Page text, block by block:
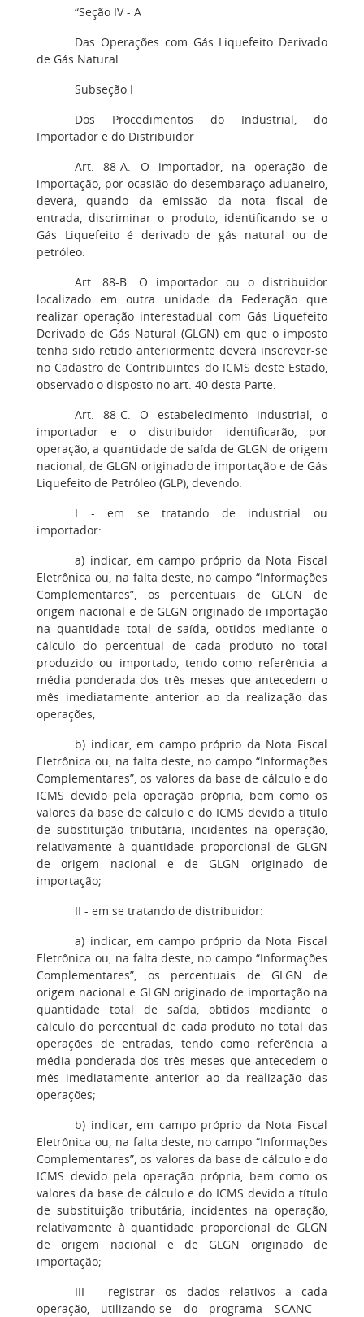
“Seção IV - A
Das Operações com Gás Liquefeito Derivado
de Gás Natural
Subseção I
Dos Procedimentos do Industrial, do
Importador e do Distribuidor
Art. 88-A. O importador, na operação de
importação, por ocasião do desembaraço aduaneiro,
deverá, quando da emissão da nota fiscal de
entrada, discriminar o produto, identificando se o
Gás Liquefeito é derivado de gás natural ou de
petróleo.
Art. 88-B. O importador ou o distribuidor
localizado em outra unidade da Federação que
realizar operação interestadual com Gás Liquefeito
Derivado de Gás Natural (GLGN) em que o imposto
tenha sido retido anteriormente deverá inscrever-se
no Cadastro de Contribuintes do ICMS deste Estado,
observado o disposto no art. 40 desta Parte.
Art. 88-C. O estabelecimento industrial, o
importador e o distribuidor identificarão, por
operação, a quantidade de saída de GLGN de origem
nacional, de GLGN originado de importação e de Gás
Liquefeito de Petróleo (GLP), devendo:
I - em se tratando de industrial ou
importador:
a) indicar, em campo próprio da Nota Fiscal
Eletrônica ou, na falta deste, no campo “Informações
Complementares”, os percentuais de GLGN de
origem nacional e de GLGN originado de importação
na quantidade total de saída, obtidos mediante o
cálculo do percentual de cada produto no total
produzido ou importado, tendo como referência a
média ponderada dos três meses que antecedem o
mês imediatamente anterior ao da realização das
operações;
b) indicar, em campo próprio da Nota Fiscal
Eletrônica ou, na falta deste, no campo “Informações
Complementares”, os valores da base de cálculo e do
ICMS devido pela operação própria, bem como os
valores da base de cálculo e do ICMS devido a título
de substituição tributária, incidentes na operação,
relativamente à quantidade proporcional de GLGN
de origem nacional e de GLGN originado de
importação;
II - em se tratando de distribuidor:
a) indicar, em campo próprio da Nota Fiscal
Eletrônica ou, na falta deste, no campo “Informações
Complementares”, os percentuais de GLGN de
origem nacional e GLGN originado de importação na
quantidade total de saída, obtidos mediante o
cálculo do percentual de cada produto no total das
operações de entradas, tendo como referência a
média ponderada dos três meses que antecedem o
mês imediatamente anterior ao da realização das
operações;
b) indicar, em campo próprio da Nota Fiscal
Eletrônica ou, na falta deste, no campo “Informações
Complementares”, os valores da base de cálculo e do
ICMS devido pela operação própria, bem como os
valores da base de cálculo e do ICMS devido a título
de substituição tributária, incidentes na operação,
relativamente à quantidade proporcional de GLGN
de origem nacional e de GLGN originado de
importação;
III - registrar os dados relativos a cada
operação, utilizando-se do programa SCANC -